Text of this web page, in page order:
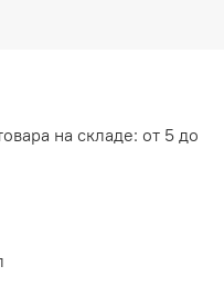
МДФ Анкор светлый
на складе: от 5 до